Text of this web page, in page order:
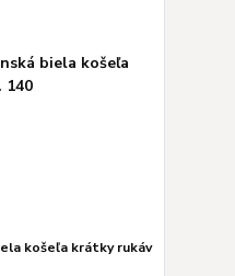
košeľa krátky rukáv